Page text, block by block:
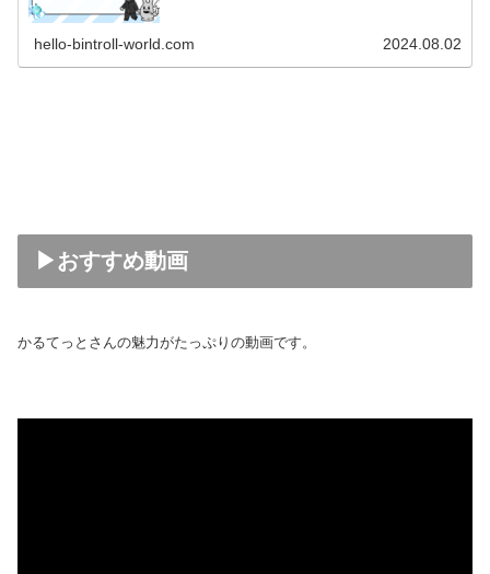
hello-bintroll-world.com 2024.08.02
▶おすすめ動画
かるてっとさんの魅力がたっぷりの動画です。